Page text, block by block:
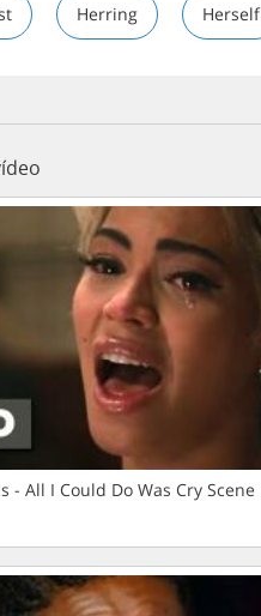
Herring Herself
- All I Could Do Was Cry Scene